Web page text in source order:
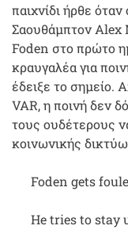
παιχνίδι ήρθε
Σαουθάμπτον Alex
Foden στο πρώτο
κραυγαλέα για
έδειξε το σημείο.
VAR, η ποινή δεν
τους ουδέτερους
κοινωνικής
Foden gets
He tries to stay